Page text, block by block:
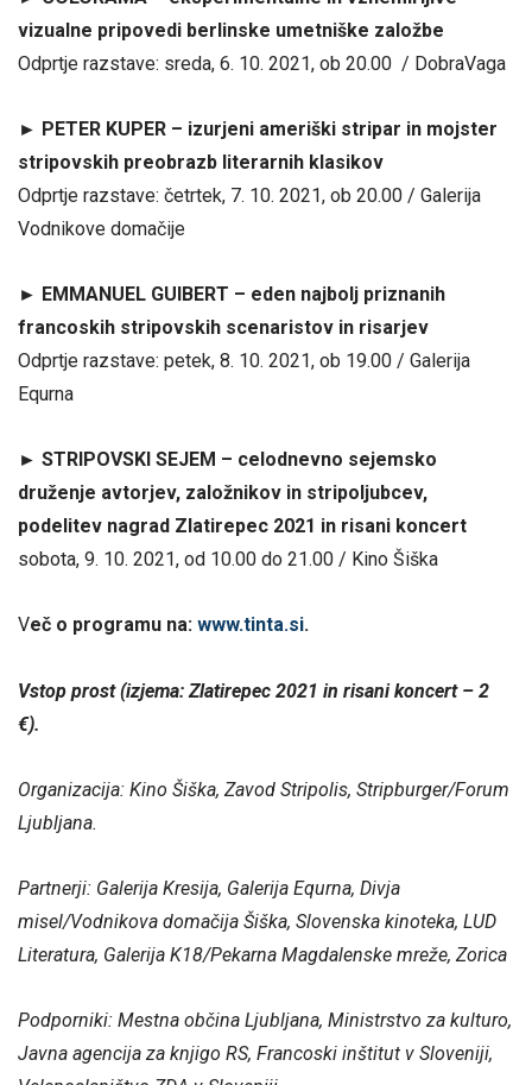
vizualne pripovedi berlinske umetniške založbe
Odprtje razstave: sreda, 6. 10. 2021, ob 20.00 / DobraVaga
► PETER KUPER – izurjeni ameriški stripar in mojster
stripovskih preobrazb literarnih klasikov
Odprtje razstave: četrtek, 7. 10. 2021, ob 20.00 / Galerija
Vodnikove domačije
► EMMANUEL GUIBERT – eden najbolj priznanih
francoskih stripovskih scenaristov in risarjev
Odprtje razstave: petek, 8. 10. 2021, ob 19.00 / Galerija
Equrna
► STRIPOVSKI SEJEM – celodnevno sejemsko
druženje avtorjev, založnikov in stripoljubcev,
podelitev nagrad Zlatirepec 2021 in risani koncert
sobota, 9. 10. 2021, od 10.00 do 21.00 / Kino Šiška
Več o programu na: www.tinta.si.
Vstop prost (izjema: Zlatirepec 2021 in risani koncert – 2
€).
Organizacija: Kino Šiška, Zavod Stripolis, Stripburger/Forum
Ljubljana.
Partnerji: Galerija Kresija, Galerija Equrna, Divja
misel/Vodnikova domačija Šiška, Slovenska kinoteka, LUD
Literatura, Galerija K18/Pekarna Magdalenske mreže, Zorica
Podporniki: Mestna občina Ljubljana, Ministrstvo za kulturo,
Javna agencija za knjigo RS, Francoski inštitut v Sloveniji,